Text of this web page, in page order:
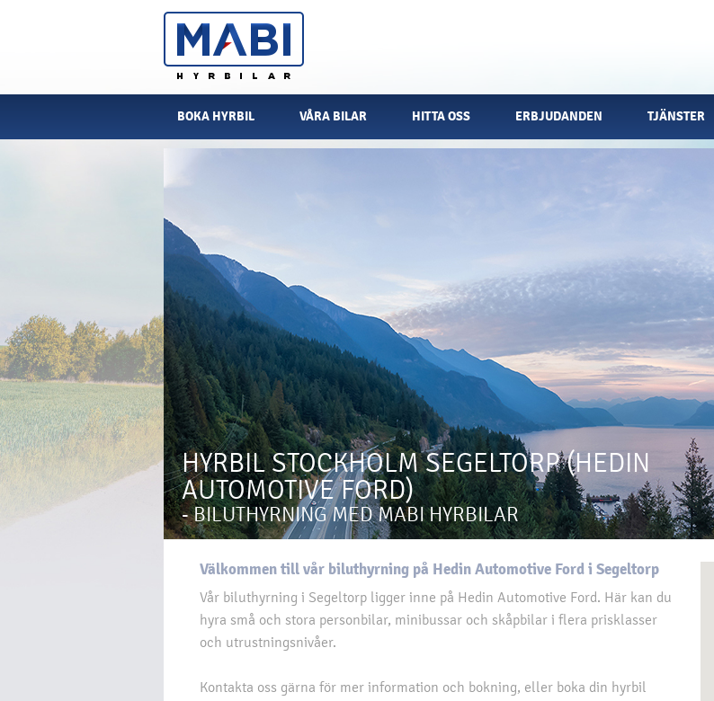
BOKA HYRBIL VÅRA BILAR HITTA OSS ERBJUDANDEN TJÄNSTER
HYRBIL STOCKHOLM SEGELTORP (HEDIN
AUTOMOTIVE FORD)
- BILUTHYRNING MED MABI HYRBILAR
Välkommen till vår biluthyrning på Hedin Automotive Ford i Segeltorp
Vår biluthyrning i Segeltorp ligger inne på Hedin Automotive Ford. Här kan du
hyra små och stora personbilar, minibussar och skåpbilar i flera prisklasser
och utrustningsnivåer.
Kontakta oss gärna för mer information och bokning, eller boka din hyrbil